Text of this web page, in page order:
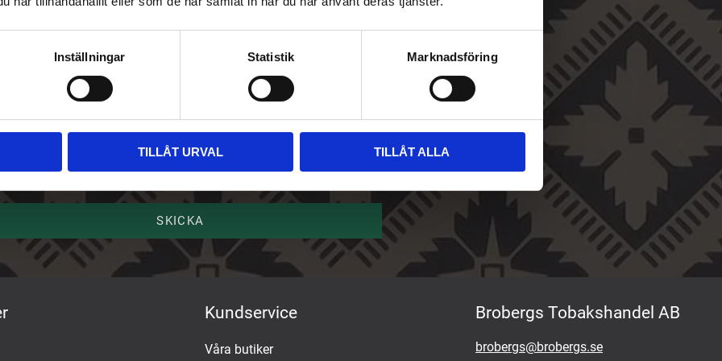
Inställningar Statistik Marknadsföring
TILLÅT URVAL TILLÅT ALLA
SKICKA
Kundservice
Våra butiker
Brobergs Tobakshandel AB
brobergs@brobergs.se